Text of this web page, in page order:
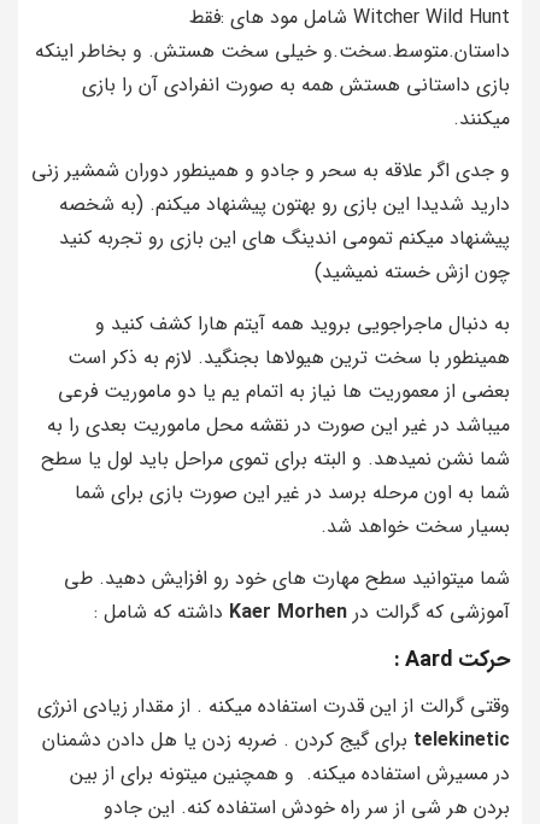
Witcher Wild Hunt شامل مود های :فقط
داستان.متوسط.سخت.و خیلی سخت هستش. و بخاطر اینکه
بازی داستانی هستش همه به صورت انفرادی آن را بازی
میکنند.
و جدی اگر علاقه به سحر و جادو و همینطور دوران شمشیر زنی
دارید شدیدا این بازی رو بهتون پیشنهاد میکنم. (به شخصه
پیشنهاد میکنم تمومی اندینگ های این بازی رو تجربه کنید
چون ازش خسته نمیشید)
به دنبال ماجراجویی بروید همه آیتم هارا کشف کنید و
همینطور با سخت ترین هیولاها بجنگید. لازم به ذکر است
بعضی از معموریت ها نیاز به اتمام یم یا دو ماموریت فرعی
میباشد در غیر این صورت در نقشه محل ماموریت بعدی را به
شما نشن نمیدهد. و البته برای تموی مراحل باید لول یا سطح
شما به اون مرحله برسد در غیر این صورت بازی برای شما
بسیار سخت خواهد شد.
شما میتوانید سطح مهارت های خود رو افزایش دهید. طی
آموزشی که گرالت در Kaer Morhen داشته که شامل :
حرکت Aard :
وقتی گرالت از این قدرت استفاده میکنه . از مقدار زیادی انرژی
telekinetic برای گیج کردن . ضربه زدن یا هل دادن دشمنان
در مسیرش استفاده میکنه. و همچنین میتونه برای از بین
بردن هر شی از سر راه خودش استفاده کنه. این جادو